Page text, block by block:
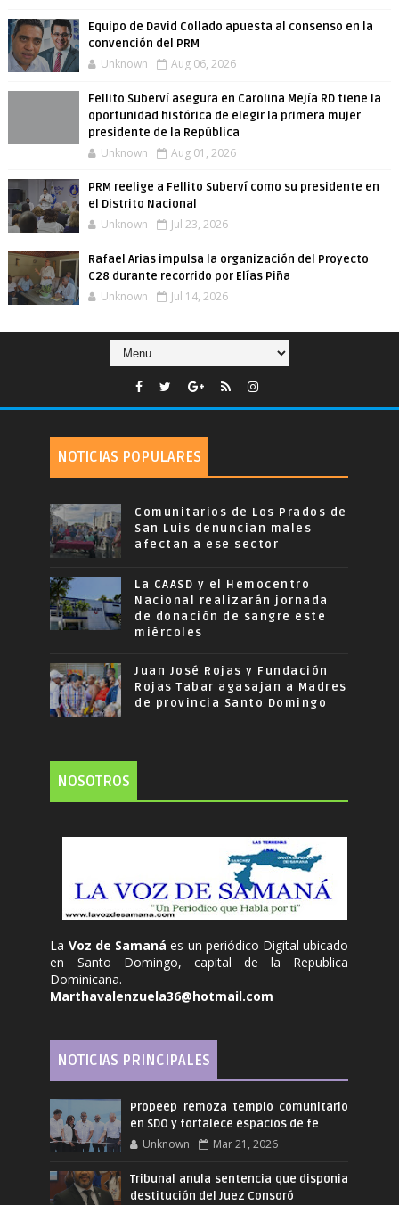
Equipo de David Collado apuesta al consenso en la
convención del PRM
Unknown Aug 06, 2026
Fellito Suberví asegura en Carolina Mejía RD tiene la
oportunidad histórica de elegir la primera mujer
presidente de la República
Unknown Aug 01, 2026
PRM reelige a Fellito Suberví como su presidente en
el Distrito Nacional
Unknown Jul 23, 2026
Rafael Arias impulsa la organización del Proyecto
C28 durante recorrido por Elías Piña
Unknown Jul 14, 2026
NOTICIAS POPULARES
Comunitarios de Los Prados de
San Luis denuncian males
afectan a ese sector
La CAASD y el Hemocentro
Nacional realizarán jornada
de donación de sangre este
miércoles
Juan José Rojas y Fundación
Rojas Tabar agasajan a Madres
de provincia Santo Domingo
NOSOTROS
La Voz de Samanáes un periódico Digital ubicado
en Santo Domingo, capital de la Republica
Dominicana.
Marthavalenzuela36@hotmail.com
NOTICIAS PRINCIPALES
Propeep remoza templo comunitario
en SDO y fortalece espacios de fe
Unknown Mar 21, 2026
Tribunal anula sentencia que disponia
destitución del Juez Consoró